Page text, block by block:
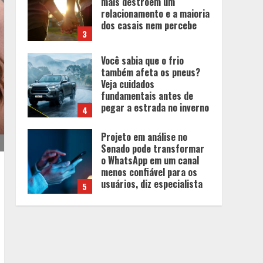
4
Veja cuidados
fundamentais antes de
pegar a estrada no inverno
5
Projeto em análise no
Senado pode transformar
o WhatsApp em um canal
menos confiável para os
usuários, diz especialista
1
Entrada na escolinha não
significa o fim da
amamentação: 6 dicas
para manter o aleitamento
nessa fase